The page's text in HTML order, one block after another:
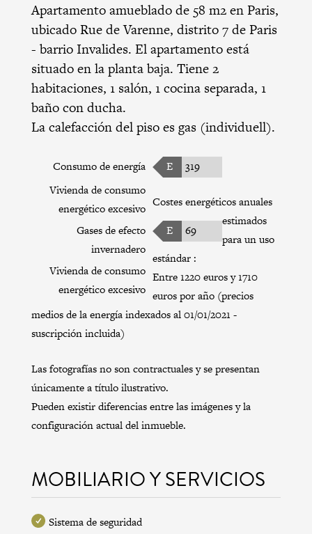
Apartamento amueblado de 58 m2 en Paris,
ubicado Rue de Varenne, distrito 7 de Paris
- barrio Invalides. El apartamento está
situado en la planta baja. Tiene 2
habitaciones, 1 salón, 1 cocina separada, 1
baño con ducha.
La calefacción del piso es gas (individuell).
Consumo de energía E
319
Vivienda de consumo
energético excesivo
Gases de efecto
invernadero
E 69
Vivienda de consumo
energético excesivo
Costes energéticos anuales
estimados
para un uso
estándar :
Entre 1220 euros y 1710
euros por año (precios
medios de la energía indexados al 01/01/2021 -
suscripción incluida)
Las fotografías no son contractuales y se presentan
únicamente a título ilustrativo.
Pueden existir diferencias entre las imágenes y la
configuración actual del inmueble.
MOBILIARIO Y SERVICIOS
Sistema de seguridad